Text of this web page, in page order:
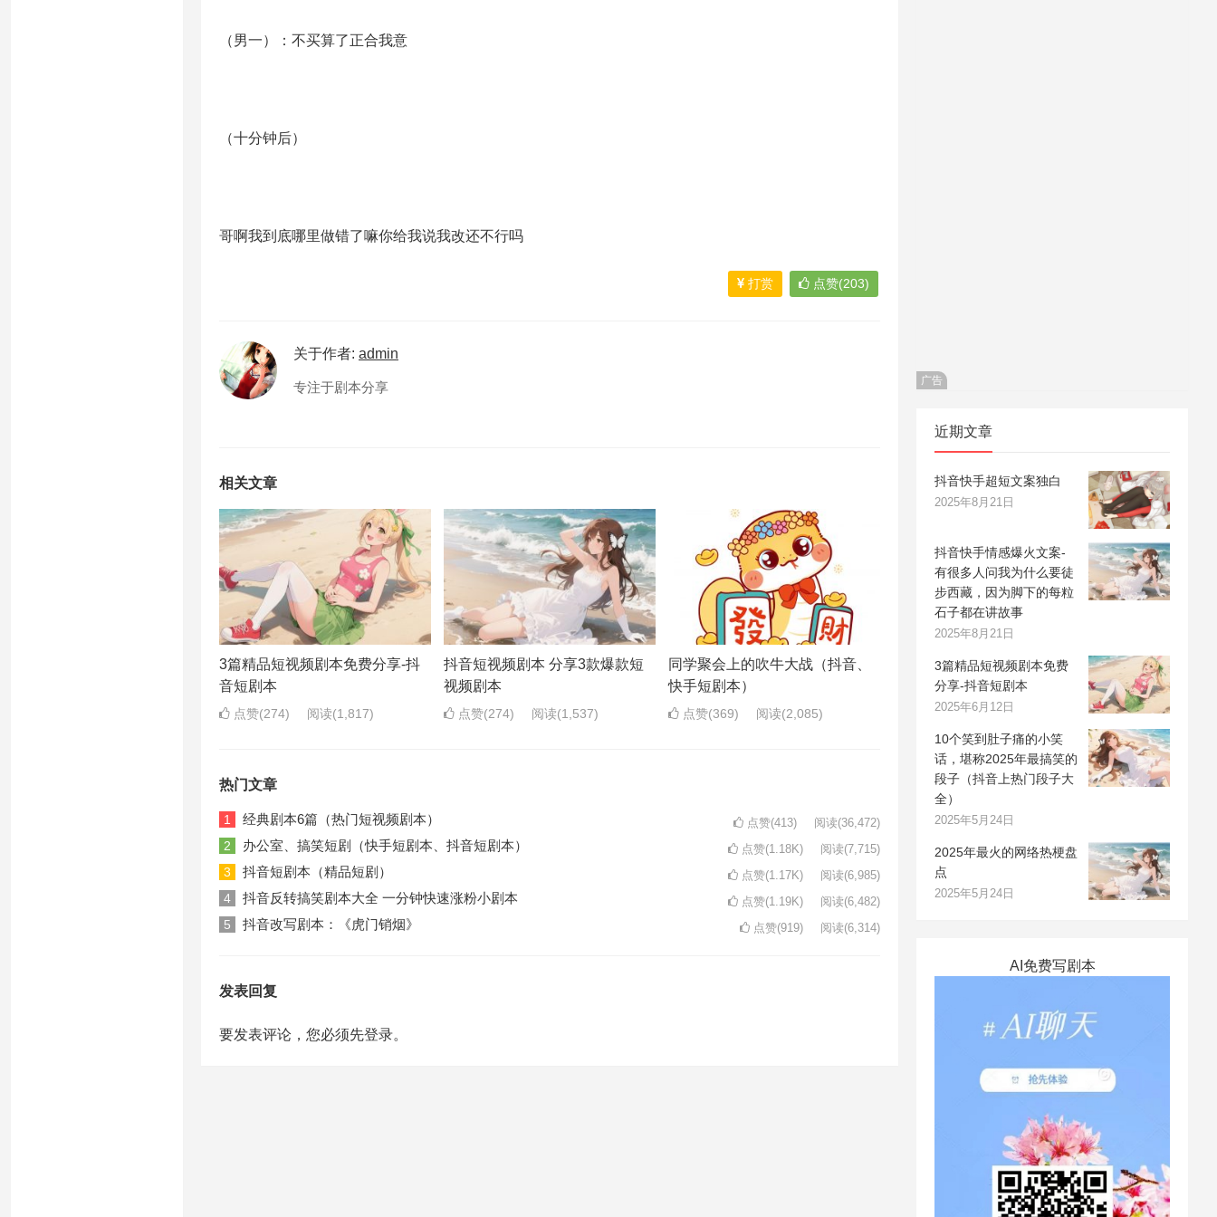
（男一）：不买算了正合我意
（十分钟后）
哥啊我到底哪里做错了嘛你给我说我改还不行吗
打赏 点赞(203)
关于作者: admin
专注于剧本分享
相关文章
3篇精品短视频剧本免费分享-抖
音短剧本
点赞(274) 阅读(1,817)
抖音短视频剧本 分享3款爆款短
视频剧本
点赞(274) 阅读(1,537)
同学聚会上的吹牛大战（抖音、
快手短剧本）
点赞(369) 阅读(2,085)
热门文章
1 经典剧本6篇（热门短视频剧本） 点赞(413) 阅读(36,472)
2 办公室、搞笑短剧（快手短剧本、抖音短剧本） 点赞(1.18K) 阅读(7,715)
3 抖音短剧本（精品短剧） 点赞(1.17K) 阅读(6,985)
4 抖音反转搞笑剧本大全 一分钟快速涨粉小剧本 点赞(1.19K) 阅读(6,482)
5 抖音改写剧本：《虎门销烟》 点赞(919) 阅读(6,314)
发表回复
要发表评论，您必须先登录。
广告
近期文章
抖音快手超短文案独白
2025年8月21日
抖音快手情感爆火文案-
有很多人问我为什么要徒
步西藏，因为脚下的每粒
石子都在讲故事
2025年8月21日
3篇精品短视频剧本免费
分享-抖音短剧本
2025年6月12日
10个笑到肚子痛的小笑
话，堪称2025年最搞笑的
段子（抖音上热门段子大
全）
2025年5月24日
2025年最火的网络热梗盘
点
2025年5月24日
AI免费写剧本